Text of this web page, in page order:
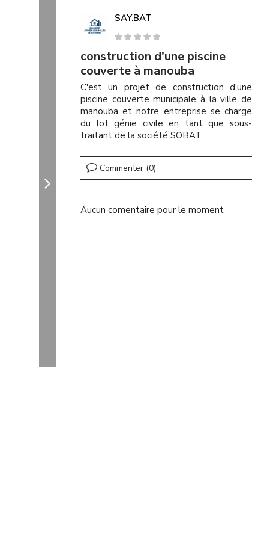
SAY.BAT
construction d'une piscine
couverte à manouba
C'est un projet de construction d'une
piscine couverte municipale à la ville de
manouba et notre entreprise se charge
du lot génie civile en tant que sous-
traitant de la société SOBAT.
Commenter (0)
Aucun comentaire pour le moment